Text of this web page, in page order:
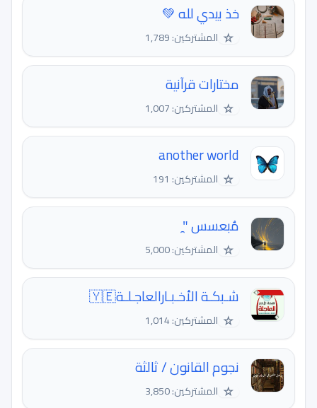
خذ بيدي لله 💚
☆ المشتركين: 1,789
مختارات قرآنية
☆ المشتركين: 1,007
another world
☆ المشتركين: 191
مُبعسس "̯
☆ المشتركين: 5,000
شـبكـة اﻷخـبـارالعاجـلـة🇾🇪
☆ المشتركين: 1,014
نجوم القانون / ثالثة
☆ المشتركين: 3,850